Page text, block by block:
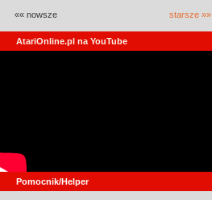
«« nowsze starsze »»
AtariOnline.pl na YouTube
Pomocnik/Helper